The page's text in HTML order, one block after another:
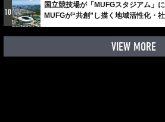
10
国立競技場が「MUFGスタジアム」
MUFGが“共創”し描く地域活性化・
VIEW MORE